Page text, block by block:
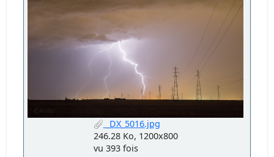
_DX_5016.jpg
246.28 Ko, 1200x800
vu 393 fois